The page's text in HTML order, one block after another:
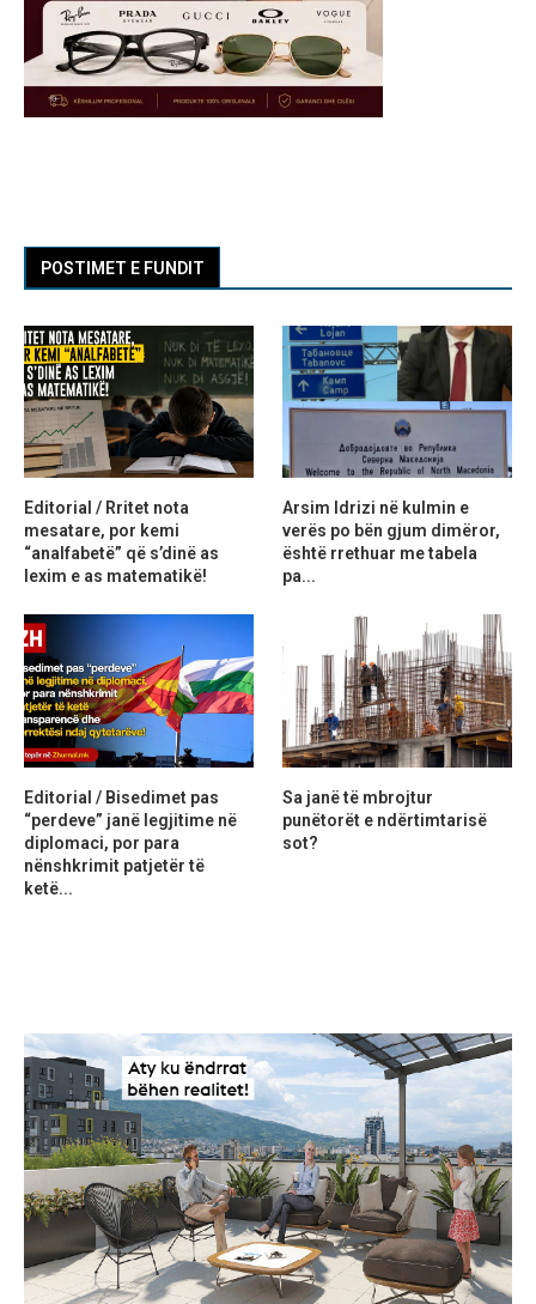
POSTIMET E FUNDIT
Editorial / Rritet nota
mesatare, por kemi
“analfabetë” që s’dinë as
lexim e as matematikë!
Arsim Idrizi në kulmin e
verës po bën gjum dimëror,
është rrethuar me tabela
pa...
Editorial / Bisedimet pas
“perdeve” janë legjitime në
diplomaci, por para
nënshkrimit patjetër të
ketë...
Sa janë të mbrojtur
punëtorët e ndërtimtarisë
sot?